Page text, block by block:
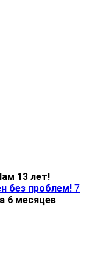
13 лет!
без проблем! 7
6 месяцев